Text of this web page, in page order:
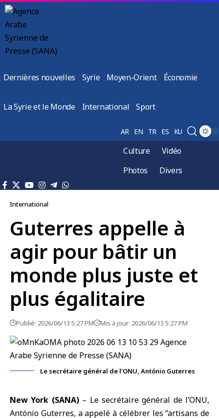
Dernières nouvelles Syrie Moyen-Orient Économie
La Syrie et le Monde International Sport
AR EN TR ES KU
Culture
Vidéo
Photos
Divers
International
Guterres appelle à
agir pour bâtir un
monde plus juste et
plus égalitaire
Publié: 2026/06/13 5:27 PM Mis à jour: 2026/06/13 5:27 PM
Le secrétaire général de l’ONU, António Guterres
New York (SANA)– Le secrétaire général de l’ONU,
António Guterres, a appelé à célébrer les “artisans de